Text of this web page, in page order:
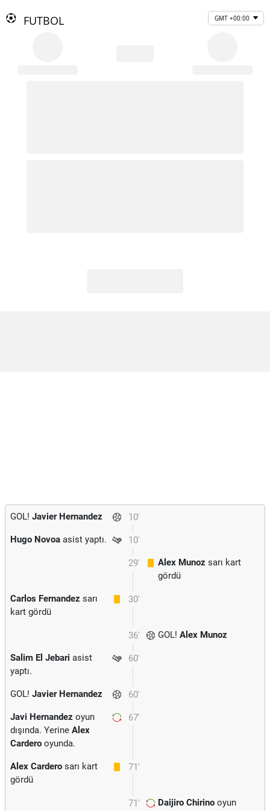
FUTBOL GMT +00:00
10'
GOL! Javier Hernandez
10'
Hugo Novoa asist yaptı.
29' Alex Munoz sarı kart
gördü
30'
Carlos Fernandez sarı
kart gördü
36' GOL! Alex Munoz
60'
Salim El Jebari asist
yaptı.
60'
GOL! Javier Hernandez
67'
Javi Hernandez oyun
dışında. Yerine Alex
Cardero oyunda.
71'
Alex Cardero sarı kart
gördü
71' Daijiro Chirino oyun